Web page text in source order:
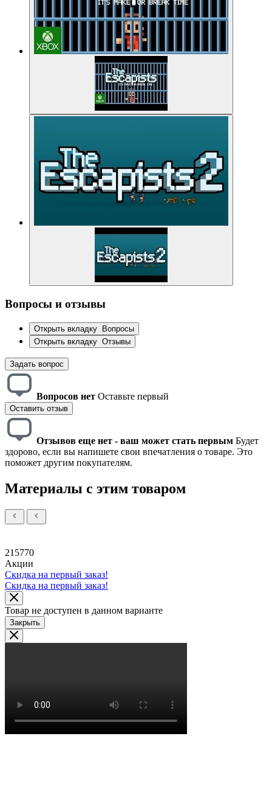
Вопросы и отзывы
Открыть вкладку
Вопросы
Открыть вкладку Отзывы
Задать вопрос
Вопросов нет Оставьте первый
Оставить отзыв
Отзывов еще нет - ваш может стать первым Будет
здорово, если вы напишете свои впечатления о товаре. Это
поможет другим покупателям.
Материалы с этим товаром
215770
Акции
Скидка на первый заказ!
Скидка на первый заказ!
Товар не доступен в данном варианте
Закрыть